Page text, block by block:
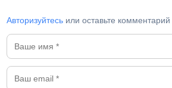
Авторизуйтесь или оставьте комментарий